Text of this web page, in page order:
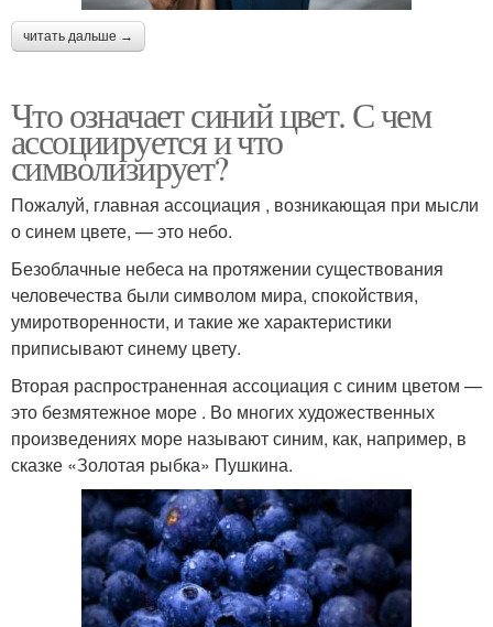
читать дальше →
Что означает синий цвет. С чем
ассоциируется и что
символизирует?
Пожалуй, главная ассоциация , возникающая при мысли
о синем цвете, — это небо.
Безоблачные небеса на протяжении существования
человечества были символом мира, спокойствия,
умиротворенности, и такие же характеристики
приписывают синему цвету.
Вторая распространенная ассоциация с синим цветом —
это безмятежное море . Во многих художественных
произведениях море называют синим, как, например, в
сказке «Золотая рыбка» Пушкина.